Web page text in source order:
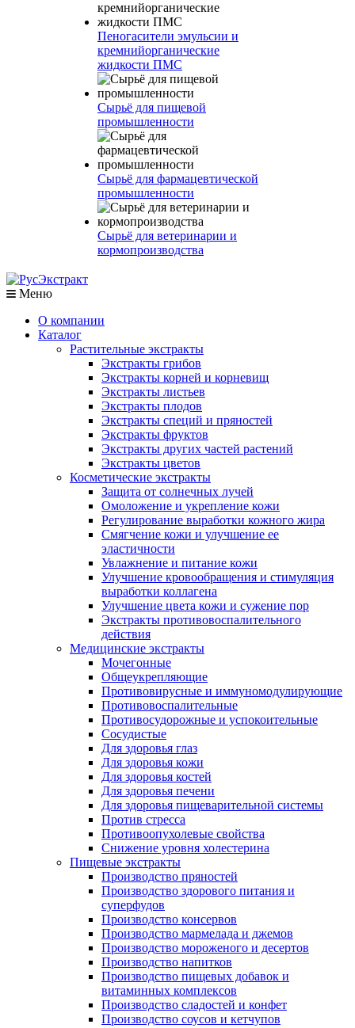
Пеногасители эмульсии и
кремнийорганические
жидкости ПМС
Сырьё для пищевой
промышленности
Сырьё для фармацевтической
промышленности
Сырьё для ветеринарии и
кормопроизводства
Меню
О компании
Каталог
Растительные экстракты
Экстракты грибов
Экстракты корней и корневищ
Экстракты листьев
Экстракты плодов
Экстракты специй и пряностей
Экстракты фруктов
Экстракты других частей растений
Экстракты цветов
Косметические экстракты
Защита от солнечных лучей
Омоложение и укрепление кожи
Регулирование выработки кожного жира
Смягчение кожи и улучшение ее
эластичности
Увлажнение и питание кожи
Улучшение кровообращения и стимуляция
выработки коллагена
Улучшение цвета кожи и сужение пор
Экстракты противовоспалительного
действия
Медицинские экстракты
Мочегонные
Общеукрепляющие
Противовирусные и иммуномодулирующие
Противовоспалительные
Противосудорожные и успокоительные
Сосудистые
Для здоровья глаз
Для здоровья кожи
Для здоровья костей
Для здоровья печени
Для здоровья пищеварительной системы
Против стресса
Противоопухолевые свойства
Снижение уровня холестерина
Пищевые экстракты
Производство пряностей
Производство здорового питания и
суперфудов
Производство консервов
Производство мармелада и джемов
Производство мороженого и десертов
Производство напитков
Производство пищевых добавок и
витаминных комплексов
Производство сладостей и конфет
Производство соусов и кетчупов